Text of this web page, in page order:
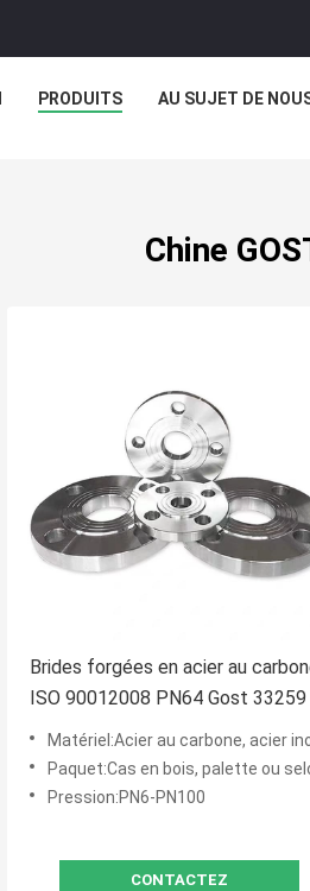
PRODUITS AU SUJET DE
Chine
Brides forgées en acier au
ISO 90012008 PN64 Gost 33259
Matériel:Acier au carbone, acier inoxydable, acier
Paquet:Cas en bois, palette ou selon les exigences de
Pression:PN6-PN100
CONTACTEZ